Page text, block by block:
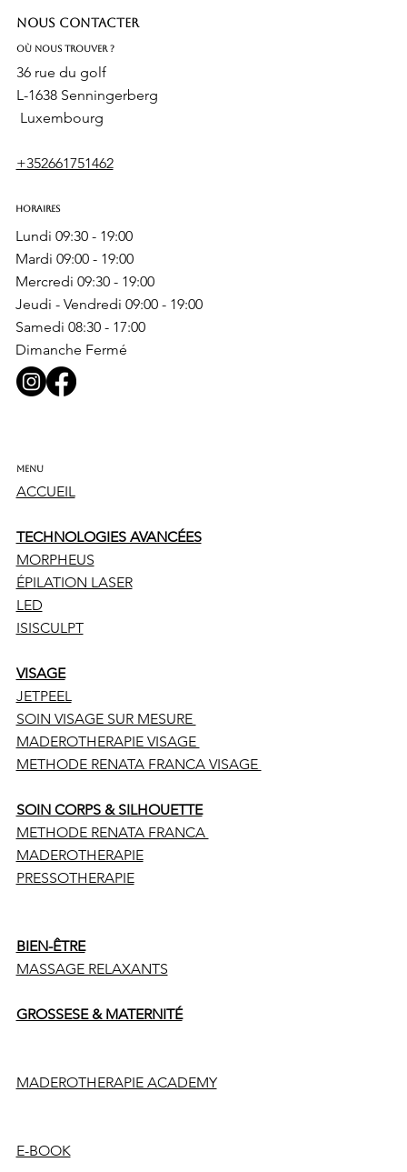
Nous contacter
Où nous trouver ?
36 rue du golf
L-1638 Senningerberg
Luxembourg
+352661751462
Horaires
Lundi 09:30 - 19:00
Mardi 09:00 - 19:00
Mercredi 09:30 - 19:00
Jeudi - Vendredi 09:00 - 19:00
Samedi 08:30 - 17:00
Dimanche Fermé
Menu
ACCUEIL
TECHNOLOGIES AVANCÉES
MORPHEUS
ÉPILATION LASER
LED
ISISCULPT
VISAGE
JETPEEL
SOIN VISAGE SUR MESURE
MADEROTHERAPIE VISAGE
METHODE RENATA FRANCA VISAGE
SOIN CORPS & SILHOUETTE
METHODE RENATA FRANCA
MADEROTHERAPIE
PRESSOTHERAPIE
BIEN-ÊTRE
MASSAGE RELAXANTS
GROSSESE & MATERNITÉ
MADEROTHERAPIE ACADEMY
E-BOOK